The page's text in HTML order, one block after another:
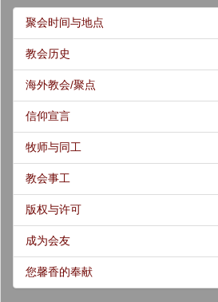
聚会时间与地点
教会历史
海外教会/聚点
信仰宣言
牧师与同工
教会事工
版权与许可
成为会友
您馨香的奉献